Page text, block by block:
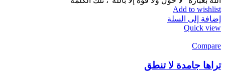
Add to wishlist
إضافة إلى السلة
Quick view
Compare
تراها جامدة لا تنطق